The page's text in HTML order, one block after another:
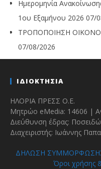
Ημερομηνία
1ου Εξαμήνου 2026 07/
ΤΡΟΠΟΠΟΙΗΣΗ
07/08/2026
ΙΔΙΟΚΤΗΣΙΑ
ΗΛΟΡΙΑ ΠΡΕΣΣ Ο.Ε.
Μητρώο eMedia: 14606 |
Διεύθυνση έδρας:
Διαχειριστής: Ιωάννης
ΔΗΛΩΣΗ ΣΥΜΜΟΡΦΩΣΗΣ
Όροι χρήσης